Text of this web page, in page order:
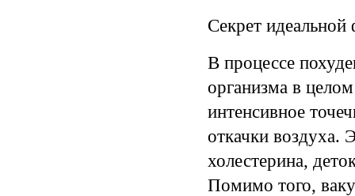
Секрет
В процессе
организма в
интенсивное
откачки
холестерина,
Помимо того,